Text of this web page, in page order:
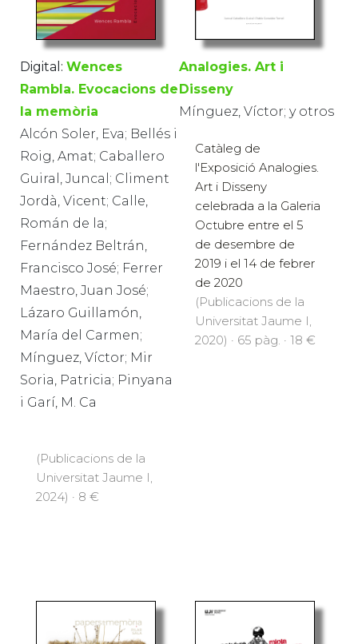
Digital: Wences
Rambla. Evocacions de
la memòria
Alcón Soler, Eva; Bellés i
Roig, Amat; Caballero
Guiral, Juncal; Climent
Jordà, Vicent; Calle,
Román de la;
Fernández Beltrán,
Francisco José; Ferrer
Maestro, Juan José;
Lázaro Guillamón,
María del Carmen;
Mínguez, Víctor; Mir
Soria, Patricia; Pinyana
i Garí, M. Ca
(Publicacions de la
Universitat Jaume I,
2024) · 8 €
Analogies. Art i
Disseny
Mínguez, Víctor; y otros
Catàleg de
l'Exposició Analogies.
Art i Disseny
celebrada a la Galeria
Octubre entre el 5
de desembre de
2019 i el 14 de febrer
de 2020
(Publicacions de la
Universitat Jaume I,
2020) · 65 pàg. · 18 €